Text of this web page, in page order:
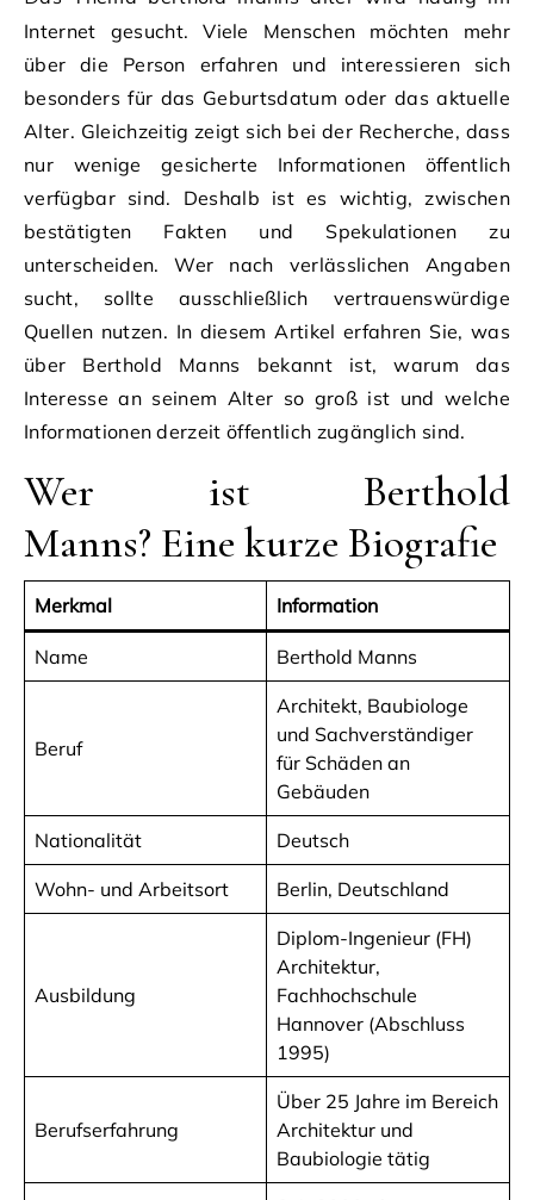
Internet gesucht. Viele Menschen möchten mehr
über die Person erfahren und interessieren sich
besonders für das Geburtsdatum oder das aktuelle
Alter. Gleichzeitig zeigt sich bei der Recherche, dass
nur wenige gesicherte Informationen öffentlich
verfügbar sind. Deshalb ist es wichtig, zwischen
bestätigten Fakten und Spekulationen zu
unterscheiden. Wer nach verlässlichen Angaben
sucht, sollte ausschließlich vertrauenswürdige
Quellen nutzen. In diesem Artikel erfahren Sie, was
über Berthold Manns bekannt ist, warum das
Interesse an seinem Alter so groß ist und welche
Informationen derzeit öffentlich zugänglich sind.
Wer ist Berthold
Manns? Eine kurze Biografie
Merkmal Information
Name Berthold Manns
Beruf
Architekt, Baubiologe
und Sachverständiger
für Schäden an
Gebäuden
Nationalität Deutsch
Wohn- und Arbeitsort Berlin, Deutschland
Ausbildung
Diplom-Ingenieur (FH)
Architektur,
Fachhochschule
Hannover (Abschluss
1995)
Berufserfahrung
Über 25 Jahre im Bereich
Architektur und
Baubiologie tätig